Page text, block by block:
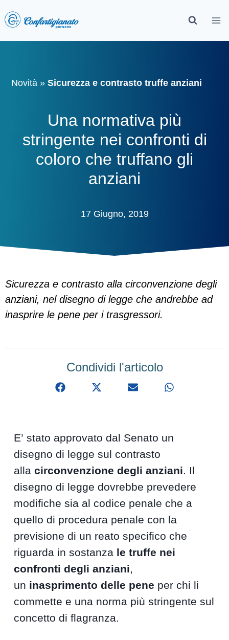
Novità »Sicurezza e contrasto truffe anziani
Una normativa più
stringente nei confronti di
coloro che truffano gli
anziani
17 Giugno, 2019
Sicurezza e contrasto alla circonvenzione degli
anziani, nel disegno di legge che andrebbe ad
inasprire le pene per i trasgressori.
Condividi l'articolo
E’ stato approvato dal Senato un
disegno di legge sul contrasto
allacirconvenzione degli anziani. Il
disegno di legge dovrebbe prevedere
modifiche sia al codice penale che a
quello di procedura penale con la
previsione di un reato specifico che
riguarda in sostanza le truffe nei
confronti degli anziani,
un inasprimento delle pene per chi li
commette e una norma più stringente sul
concetto di flagranza.